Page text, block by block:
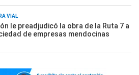
VIAL
le preadjudicó la obra de la Ruta 7 a
de empresas mendocinas